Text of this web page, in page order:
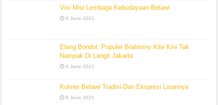
Visi Misi Lembaga Kebudayaan Betawi
6 June 2021
Elang Bondol: Populer Brahminy Kite Kini Tak
Nampak Di Langit Jakarta
6 June 2021
Kuliner Betawi Tradisi Dan Ekspresi Lisannya
6 June 2021